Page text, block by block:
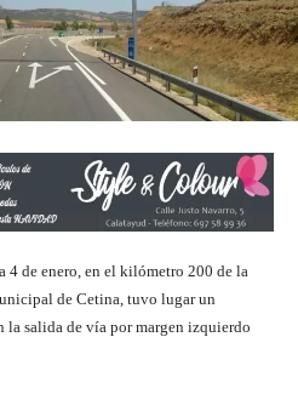
4 de enero, en el kilómetro 200 de la
de Cetina, tuvo lugar un
la salida de vía por margen izquierdo